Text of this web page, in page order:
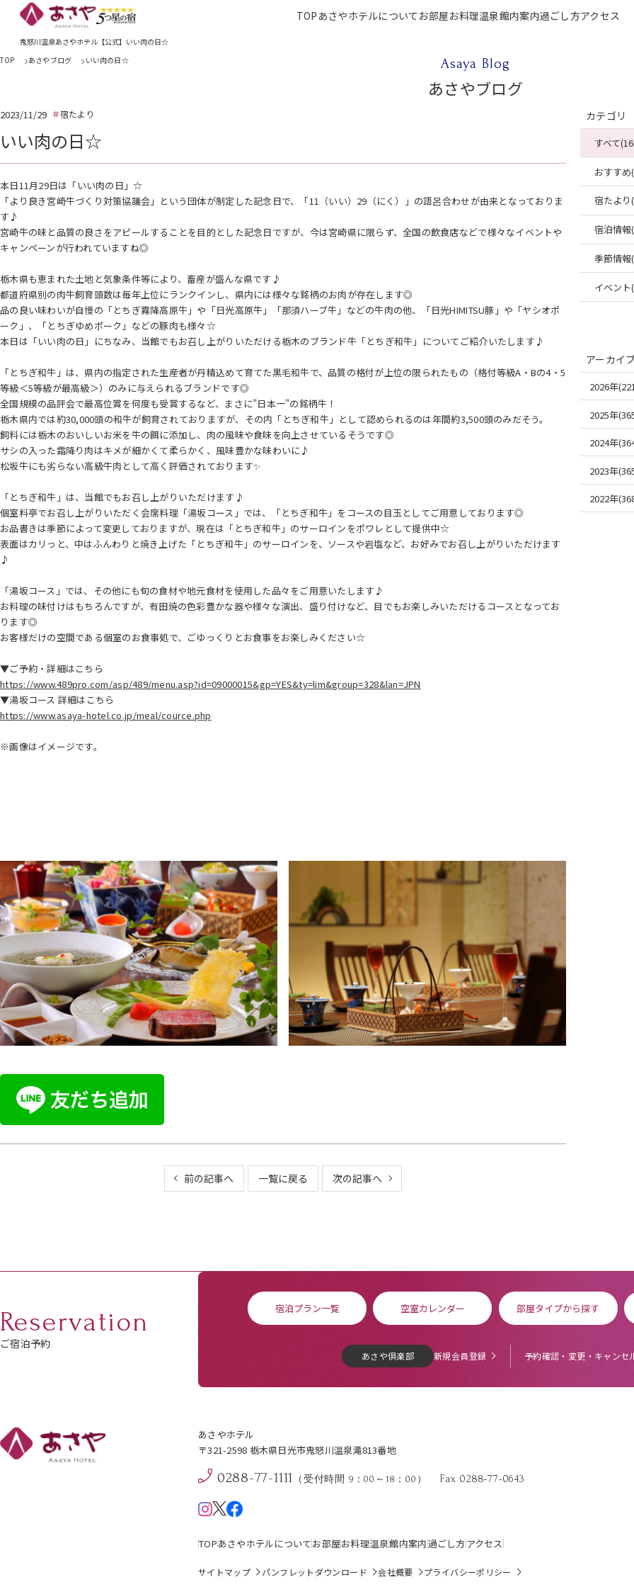
TOP あさやホテルについて お部屋お料理温泉館内案内過ごし方アクセス
鬼怒川温泉あさやホテル【公式】いい肉の日☆
TOP あさやブログ いい肉の日☆ Asaya Blog
あさやブログ
2023/11/29 宿たより
いい肉の日☆
本日11月29日は「いい肉の日」☆
「より良き宮崎牛づくり対策協議会」という団体が制定した記念日で、「11（いい）29（にく）」の語呂合わせが由来となっておりま
す♪
宮崎牛の味と品質の良さをアピールすることを目的とした記念日ですが、今は宮崎県に限らず、全国の飲食店などで様々なイベントや
キャンペーンが行われていますね◎
栃木県も恵まれた土地と気象条件等により、畜産が盛んな県です♪
都道府県別の肉牛飼育頭数は毎年上位にランクインし、県内には様々な銘柄のお肉が存在します◎
品の良い味わいが自慢の「とちぎ霧降高原牛」や「日光高原牛」「那須ハーブ牛」などの牛肉の他、「日光HIMITSU豚」や「ヤシオポ
ーク」、「とちぎゆめポーク」などの豚肉も様々☆
本日は「いい肉の日」にちなみ、当館でもお召し上がりいただける栃木のブランド牛「とちぎ和牛」についてご紹介いたします♪
「とちぎ和牛」は、県内の指定された生産者が丹精込めて育てた黒毛和牛で、品質の格付が上位の限られたもの（格付等級A・Bの4・5
等級＜5等級が最高級＞）のみに与えられるブランドです◎
全国規模の品評会で最高位賞を何度も受賞するなど、まさに”日本一”の銘柄牛！
栃木県内では約30,000頭の和牛が飼育されておりますが、その内「とちぎ和牛」として認められるのは年間約3,500頭のみだそう。
飼料には栃木のおいしいお米を牛の餌に添加し、肉の風味や食味を向上させているそうです◎
サシの入った霜降り肉はキメが細かくて柔らかく、風味豊かな味わいに♪
松坂牛にも劣らない高級牛肉として高く評価されております✨
「とちぎ和牛」は、当館でもお召し上がりいただけます♪
個室料亭でお召し上がりいただく会席料理「湯坂コース」では、「とちぎ和牛」をコースの目玉としてご用意しております◎
お品書きは季節によって変更しておりますが、現在は「とちぎ和牛」のサーロインをポワレとして提供中☆
表面はカリっと、中はふんわりと焼き上げた「とちぎ和牛」のサーロインを、ソースや岩塩など、お好みでお召し上がりいただけます
♪
「湯坂コース」では、その他にも旬の食材や地元食材を使用した品々をご用意いたします♪
お料理の味付けはもちろんですが、有田焼の色彩豊かな器や様々な演出、盛り付けなど、目でもお楽しみいただけるコースとなってお
ります◎
お客様だけの空間である個室のお食事処で、ごゆっくりとお食事をお楽しみください☆
▼ご予約・詳細はこちら
https://www.489pro.com/asp/489/menu.asp?id=09000015&gp=YES&ty=lim&group=328&lan=JPN
▼湯坂コース 詳細はこちら
https://www.asaya-hotel.co.jp/meal/cource.php
※画像はイメージです。
前の記事へ 一覧に戻る 次の記事へ
カテゴリ
すべて
おすすめ
宿たより
宿泊情報
季節情報
イベント
アーカイ
2026年
2025年
2024年
2023年
2022年
Reservation
ご宿泊予約
宿泊プラン一覧 空室カレンダー 部屋タイプから探す
あさや倶楽部 新規会員登録 予約確認・変更・キャンセ
あさやホテル
〒321-2598 栃木県日光市鬼怒川温泉滝813番地
0288-77-1111 （受付時間 9：00～18：00） Fax 0288-77-0643
TOPあさやホテルについてお部屋お料理温泉館内案内過ごし方アクセス
サイトマップ パンフレットダウンロード 会社概要 プライバシーポリシー